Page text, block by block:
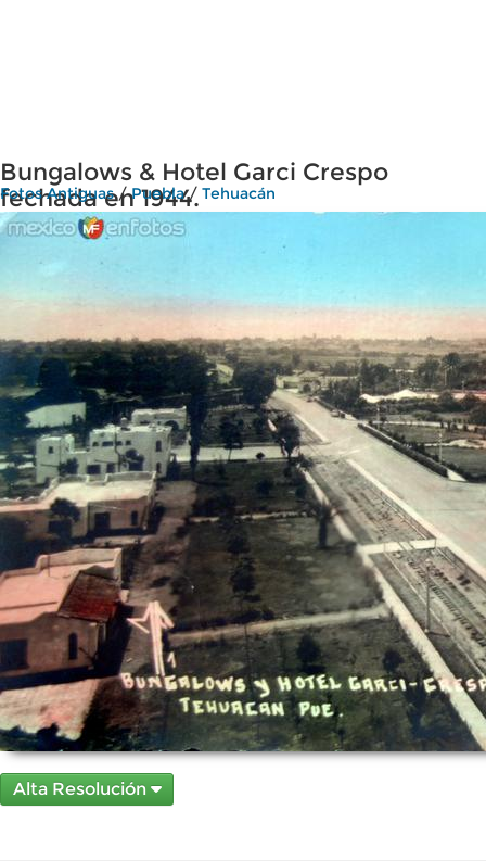
Bungalows & Hotel Garci Crespo
fechada en 1944.
Fotos Antiguas/Puebla/ Tehuacán
Alta Resolución